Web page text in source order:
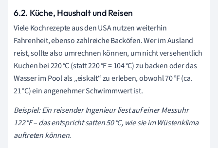
6.2. Küche, Haushalt und Reisen
Viele Kochrezepte aus den USA nutzen weiterhin
Fahrenheit, ebenso zahlreiche Backöfen. Wer im Ausland
reist, sollte also umrechnen können, um nicht versehentlich
Kuchen bei 220 °C (statt 220 °F = 104 °C) zu backen oder das
Wasser im Pool als „eiskalt“ zu erleben, obwohl 70 °F (ca.
21 °C) ein angenehmer Schwimmwert ist.
Beispiel: Ein reisender Ingenieur liest auf einer Messuhr
122 °F – das entspricht satten 50 °C, wie sie im Wüstenklima
auftreten können.